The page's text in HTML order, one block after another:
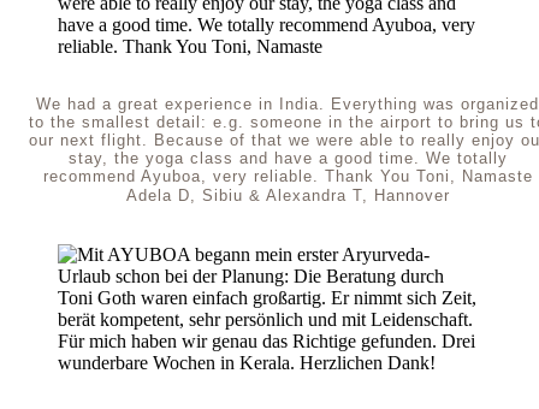
We had a great experience in India. Everything was organized
to the smallest detail: e.g. someone in the airport to bring us
our next flight. Because of that we were able to really enjoy
stay, the yoga class and have a good time. We totally
recommend Ayuboa, very reliable. Thank You Toni, Namaste
Adela D, Sibiu & Alexandra T, Hannover